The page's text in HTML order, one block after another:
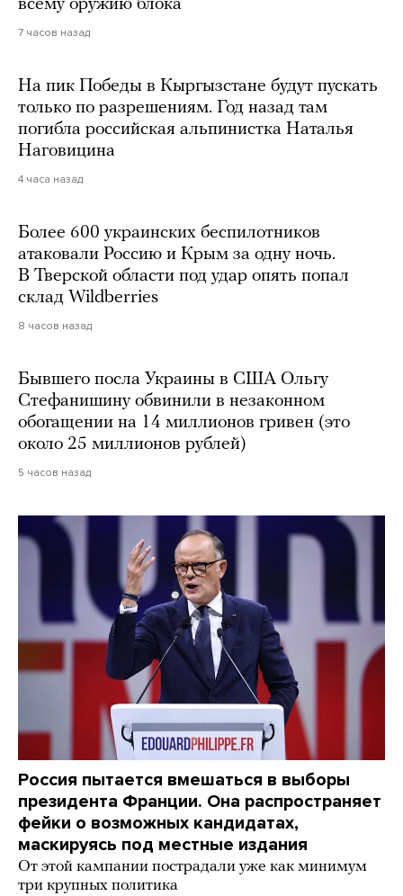
всему оружию блока
7 часов назад
На пик Победы в Кыргызстане будут пускать
только по разрешениям. Год назад там
погибла российская альпинистка Наталья
Наговицина
4 часа назад
Более 600 украинских беспилотников
атаковали Россию и Крым за одну ночь.
В Тверской области под удар опять попал
склад Wildberries
8 часов назад
Бывшего посла Украины в США Ольгу
Стефанишину обвинили в незаконном
обогащении на 14 миллионов гривен (это
около 25 миллионов рублей)
5 часов назад
Россия пытается вмешаться в выборы
президента Франции. Она распространяет
фейки о возможных кандидатах,
маскируясь под местные издания
От этой кампании пострадали уже как минимум
три крупных политика